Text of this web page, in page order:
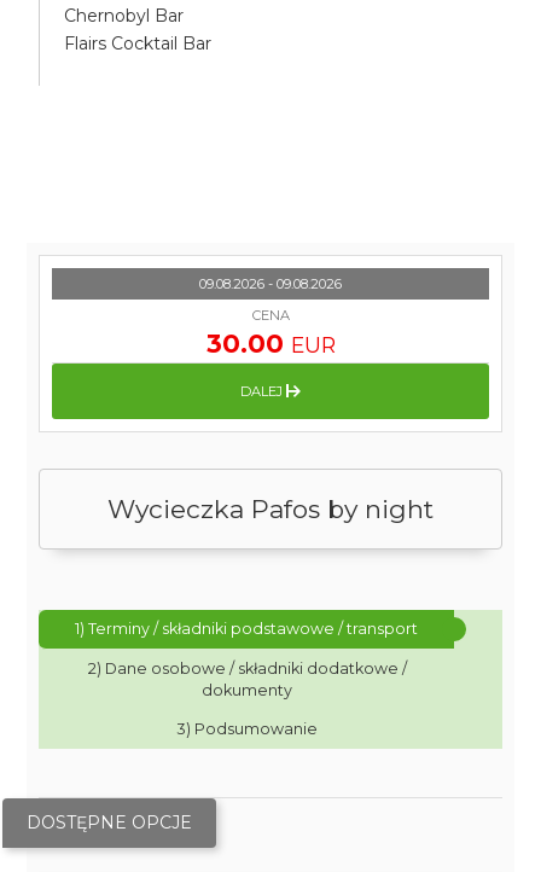
Chernobyl Bar
Flairs Cocktail Bar
Wycieczka Pafos by night
1) Terminy / składniki podstawowe / transport
2) Dane osobowe / składniki dodatkowe /
dokumenty
3) Podsumowanie
DOSTĘPNE OPCJE
09.08.2026 - 09.08.2026
CENA
30.00 EUR
DALEJ